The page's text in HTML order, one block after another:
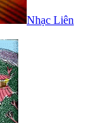
Nhạc Liên